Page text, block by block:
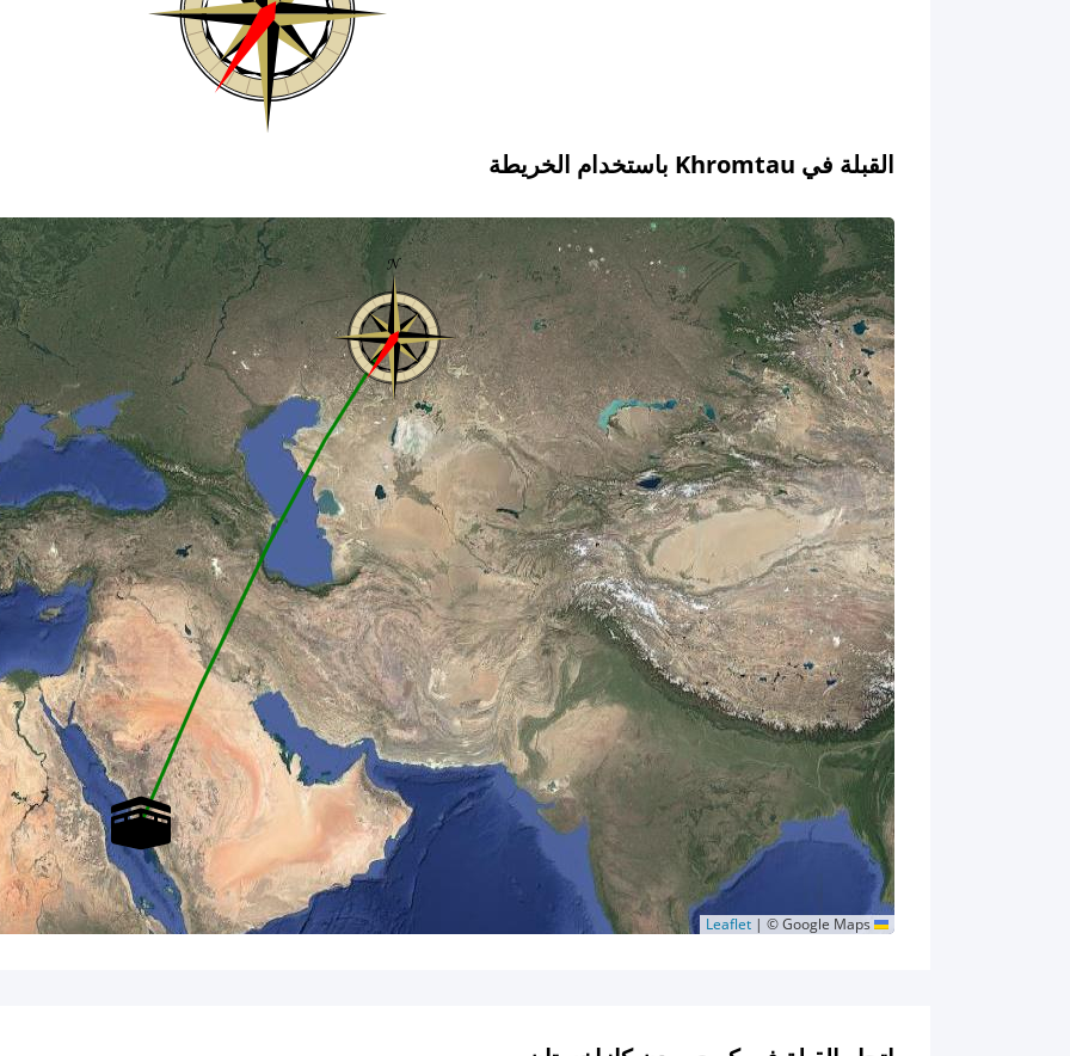
القبلة في Khromtau باستخدام الخريطة
| © Google Maps